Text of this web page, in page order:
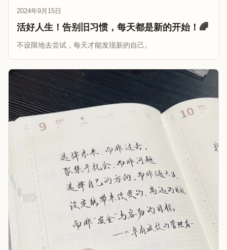
2024年9月15日
活好人生！告别旧习惯，每天都是新的开始！🌈
不设限地去尝试，每天才能发现新的自己。